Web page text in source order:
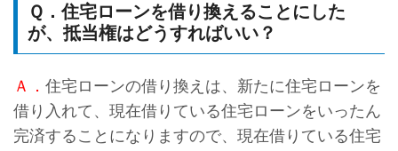
Ｑ．住宅ローンを借り換えることにした
が、抵当権はどうすればいい？
Ａ． 住宅ローンの借り換えは、新たに住宅ローンを
借り入れて、現在借りている住宅ローンをいったん
完済することになりますので、現在借りている住宅